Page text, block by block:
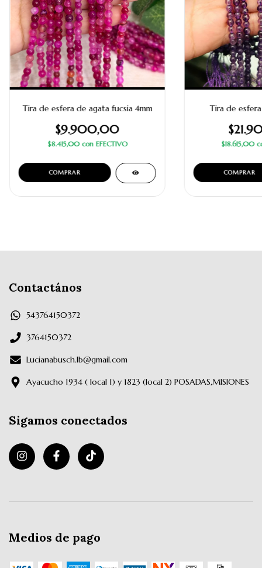
Tira de esfera de agata fucsia 4mm
$9.900,00
$8.415,00 con EFECTIVO
Tira de
$18.615,00
Contactános
543764150372
3764150372
Lucianabusch.lb@gmail.com
Ayacucho 1934 ( local 1) y 1823 (local 2) POSADAS,MISIONES
Sigamos conectados
Medios de pago